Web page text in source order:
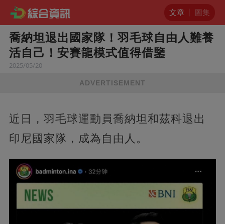
文章 圖集
喬納坦退出國家隊！羽毛球自由人難養
活自己！安賽龍模式值得借鑒
2025/05/20
ADVERTISEMENT
近日，羽毛球運動員喬納坦和茲科退出
印尼國家隊，成為自由人。